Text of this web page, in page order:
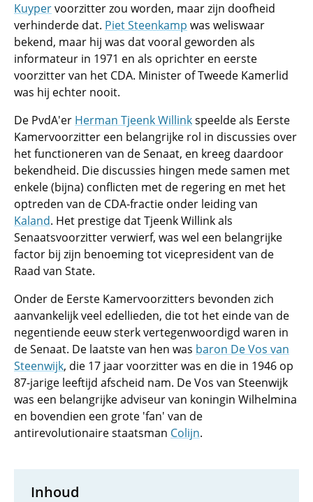
Kuypervoorzitter zou worden, maar zijn doofheid
verhinderde dat. Piet Steenkamp was weliswaar
bekend, maar hij was dat vooral geworden als
informateur in 1971 en als oprichter en eerste
voorzitter van het CDA. Minister of Tweede Kamerlid
was hij echter nooit.
De PvdA'er Herman Tjeenk Willinkspeelde als Eerste
Kamervoorzitter een belangrijke rol in discussies over
het functioneren van de Senaat, en kreeg daardoor
bekendheid. Die discussies hingen mede samen met
enkele (bijna) conflicten met de regering en met het
optreden van de CDA-fractie onder leiding van
Kaland. Het prestige dat Tjeenk Willink als
Senaatsvoorzitter verwierf, was wel een belangrijke
factor bij zijn benoeming tot vicepresident van de
Raad van State.
Onder de Eerste Kamervoorzitters bevonden zich
aanvankelijk veel edellieden, die tot het einde van de
negentiende eeuw sterk vertegenwoordigd waren in
de Senaat. De laatste van hen was baron De Vos van
Steenwijk, die 17 jaar voorzitter was en die in 1946 op
87-jarige leeftijd afscheid nam. De Vos van Steenwijk
was een belangrijke adviseur van koningin Wilhelmina
en bovendien een grote 'fan' van de
antirevolutionaire staatsman Colijn.
Inhoud